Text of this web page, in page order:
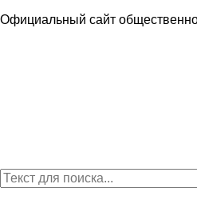
Официальный сайт